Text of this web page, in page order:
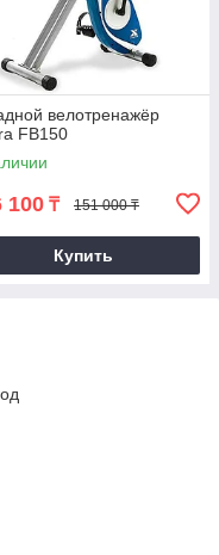
велотренажёр
FB150
100 ₸ 151 000 ₸
Купить